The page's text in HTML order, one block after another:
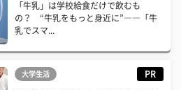
「牛乳」は学校給食だけで飲むも
の？ “牛乳をもっと身近に”――「牛
乳でスマ...
大学生活 PR